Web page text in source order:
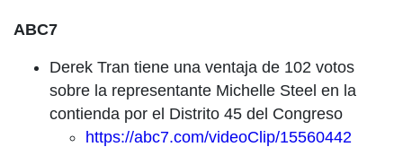
ABC7
Derek Tran tiene una ventaja de 102 votos
sobre la representante Michelle Steel en la
contienda por el Distrito 45 del Congreso
https://abc7.com/videoClip/15560442